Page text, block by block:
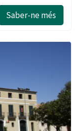
Saber-ne més